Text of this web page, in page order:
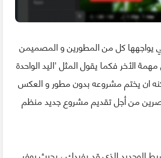
كل من المطورين و المصميمن
الأخر فكما يقول المثل 'اليد الواحدة
ان يختم مشروعه بدون مطور و العكس
من أجل تقديم مشروع جديد منظم